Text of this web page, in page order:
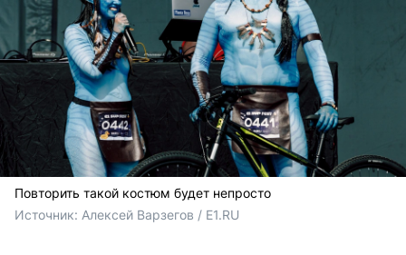
Повторить такой костюм будет непросто
Источник: Алексей Варзегов / E1.RU